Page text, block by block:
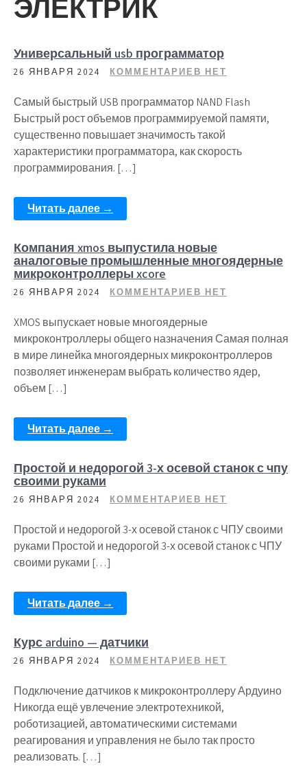
ЭЛЕКТРИК
Универсальный usb программатор
26 ЯНВАРЯ 2024 КОММЕНТАРИЕВ НЕТ
Самый быстрый USB программатор NAND Flash
Быстрый рост объемов программируемой памяти,
существенно повышает значимость такой
характеристики программатора, как скорость
программирования. […]
Читать далее →
Компания xmos выпустила новые
аналоговые промышленные многоядерные
микроконтроллеры xcore
26 ЯНВАРЯ 2024 КОММЕНТАРИЕВ НЕТ
XMOS выпускает новые многоядерные
микроконтроллеры общего назначения Самая полная
в мире линейка многоядерных микроконтроллеров
позволяет инженерам выбрать количество ядер,
объем […]
Читать далее →
Простой и недорогой 3-х осевой станок с чпу
своими руками
26 ЯНВАРЯ 2024 КОММЕНТАРИЕВ НЕТ
Простой и недорогой 3-х осевой станок с ЧПУ своими
руками Простой и недорогой 3-х осевой станок с ЧПУ
своими руками […]
Читать далее →
Курс arduino — датчики
26 ЯНВАРЯ 2024 КОММЕНТАРИЕВ НЕТ
Подключение датчиков к микроконтроллеру Ардуино
Никогда ещё увлечение электротехникой,
роботизацией, автоматическими системами
реагирования и управления не было так просто
реализовать. […]